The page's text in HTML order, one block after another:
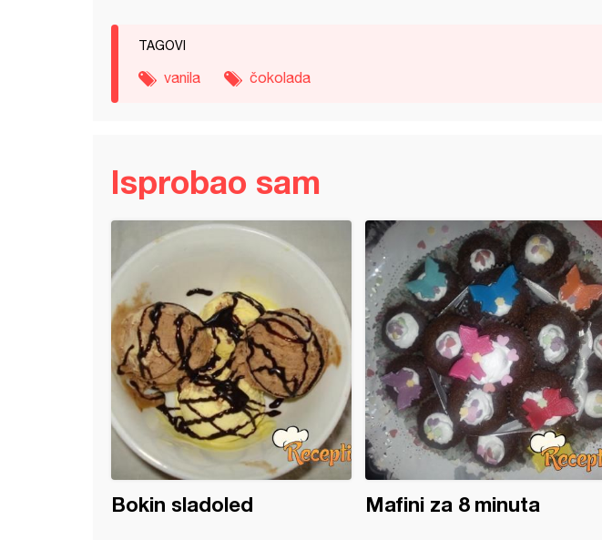
TAGOVI
vanila čokolada
Isprobao sam
Bokin sladoled Mafini za 8 minuta
torta sa Milka čokoladom